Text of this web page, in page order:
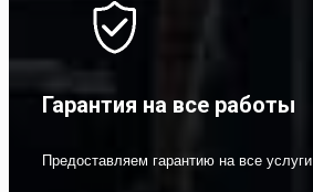
Гарантия на все работы
Предоставляем гарантию на все услуги